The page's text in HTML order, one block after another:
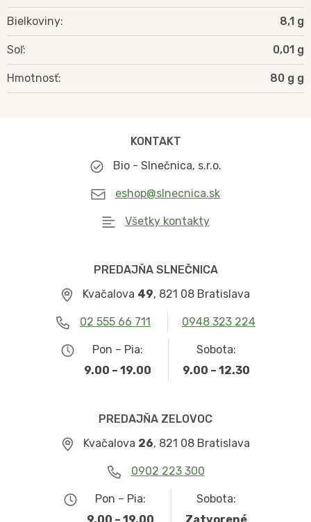
Bielkoviny 8,1 g
Soľ 0,01 g
Hmotnosť 80 g
KONTAKT
Bio - Slnečnica, s.r.o.
eshop@slnecnica.sk
Všetky kontakty
PREDAJŇA SLNEČNICA
Kvačalova 49, 821 08 Bratislava
02 555 66 711 0948 323 224
Pon – Pia:
9.00 – 19.00
Sobota:
9.00 – 12.30
PREDAJŇA ZELOVOC
Kvačalova 26, 821 08 Bratislava
0902 223 300
Pon – Pia:
Sobota: